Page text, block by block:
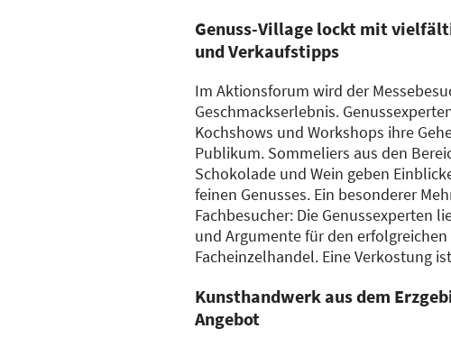
Genuss-Village lockt mit
und Verkaufstipps
Im Aktionsforum wird der
Geschmackserlebnis.
Kochshows und Workshops ihre
Publikum. Sommeliers aus den
Schokolade und Wein geben
feinen Genusses. Ein besonderer
Fachbesucher: Die Genussexperten
und Argumente für den erfolgreichen
Facheinzelhandel. Eine Verkostung
Kunsthandwerk aus dem
Angebot